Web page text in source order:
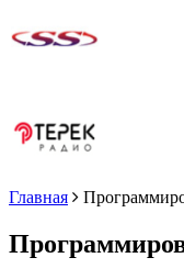
Главная